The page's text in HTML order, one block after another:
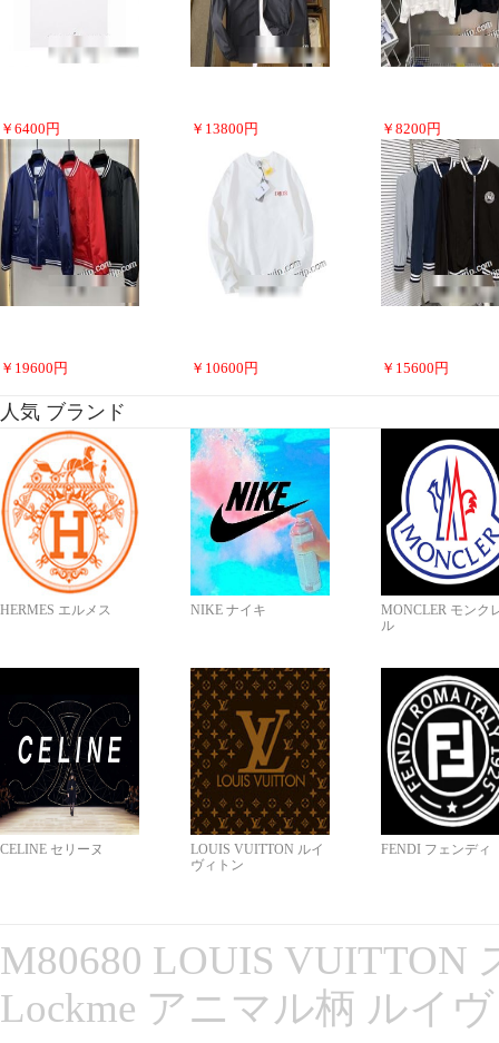
￥ 6400 円 ￥ 13800 円 ￥ 8200 円
￥ 19600 円 ￥ 10600 円 ￥ 15600 円
人気 ブランド
HERMES エルメス NIKE ナイキ
MONCLER モンク
ル
CELINE セリーヌ
LOUIS VUITTON ルイ
ヴィトン
FENDI フェンディ
M80680 LOUIS VUITTON
Lockme アニマル柄 ルイ